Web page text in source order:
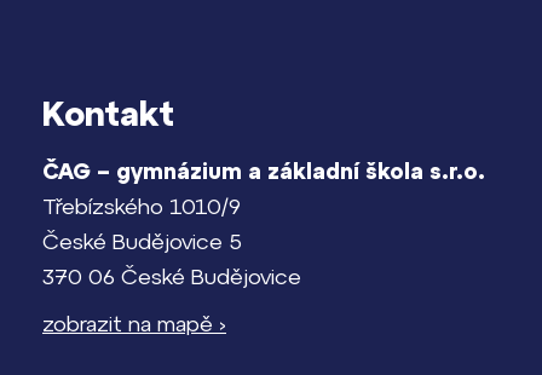
Kontakt
ČAG – gymnázium a základní škola s.r.o.
Třebízského 1010/9
České Budějovice 5
370 06 České Budějovice
zobrazit na mapě ›